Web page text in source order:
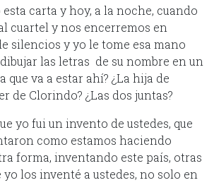
carta y hoy, a la noche, cuando
cuartel y nos encerremos en
silencios y yo le tome esa mano
las letras de su nombre en un
que va a estar ahí? ¿La hija de
de Clorindo? ¿Las dos juntas?
yo fui un invento de ustedes, que
como estamos haciendo
forma, inventando este país, otras
yo los inventé a ustedes, no solo en